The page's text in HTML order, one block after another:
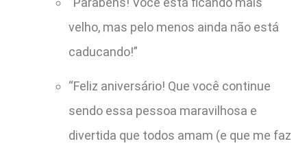
velho, mas pelo menos ainda não está
caducando!”
“Feliz aniversário! Que você continue
sendo essa pessoa maravilhosa e
divertida que todos amam (e que me faz